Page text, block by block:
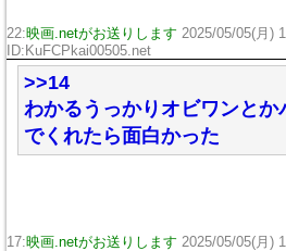
22:映画.netがお送りします 2025/05/05(月)
ID:KuFCPkai00505.net
>>14
わかるうっかりオビワンと
でくれたら面白かった
17:映画.netがお送りします 2025/05/05(月)